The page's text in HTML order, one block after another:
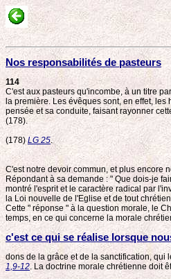
Nos responsabilités de pasteurs
114
C'est aux pasteurs qu'incombe, à un titre
la première. Les évêques sont, en effet,
pensée et sa conduite, faisant rayonner
(178).
(178)LG 25.
C'est notre devoir commun, et plus encore
Répondant à sa demande : " Que dois-je
montré l'esprit et le caractère radical par
la Loi nouvelle de l'Eglise et de tout
Cette " réponse " à la question morale, le
temps, en ce qui concerne la morale
c'est ce qui se réalise lorsque
dons de la grâce et de la sanctification, qui
1,9-12 . La doctrine morale chrétienne doit